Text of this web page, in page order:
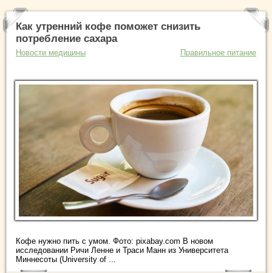
Как утренний кофе поможет снизить
потребление сахара
Новости медицины Правильное питание
Кофе нужно пить с умом. Фото: pixabay.com В новом
исследовании Ричи Ленне и Траси Манн из Университета
Миннесоты (University of ...